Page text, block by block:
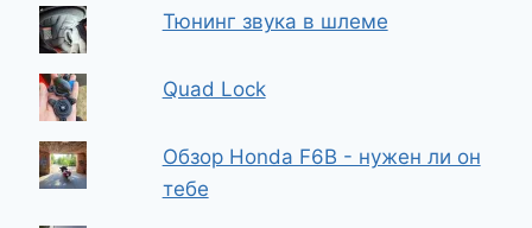
Тюнинг звука в шлеме
Quad Lock
Обзор Honda F6B - нужен ли он
тебе